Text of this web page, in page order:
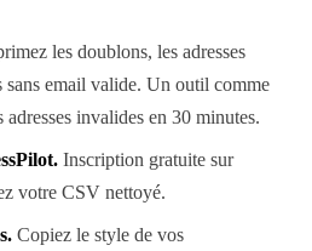
les doublons, les adresses
sans email valide. Un outil comme
invalides en 30 minutes.
Inscription gratuite sur
votre CSV nettoyé.
Copiez le style de vos